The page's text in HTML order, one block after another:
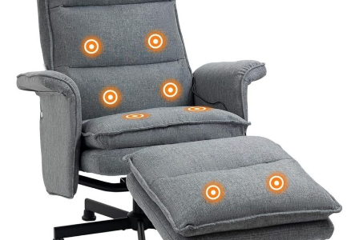
légèrement pour sécuriser la
connexion. L'assemblage peut
être terminé en 10 minutes,
éliminant ainsi le besoin
d'outils et de procédures
compliquées